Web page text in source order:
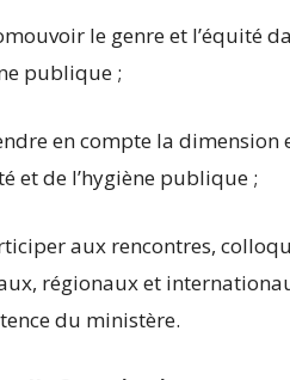
le genre et l’équité
publique ;
en compte la
et de l’hygiène publique ;
aux rencontres,
régionaux et
du ministère.